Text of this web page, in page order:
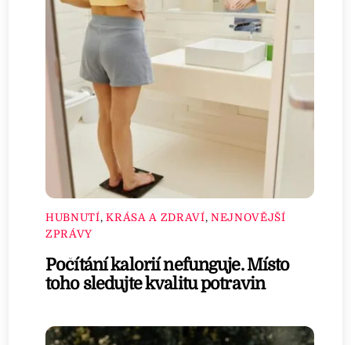
HUBNUTÍ,KRÁSA A ZDRAVÍ, NEJNOVĚJŠÍ
ZPRÁVY
Počítání kalorií nefunguje. Místo
toho sledujte kvalitu potravin